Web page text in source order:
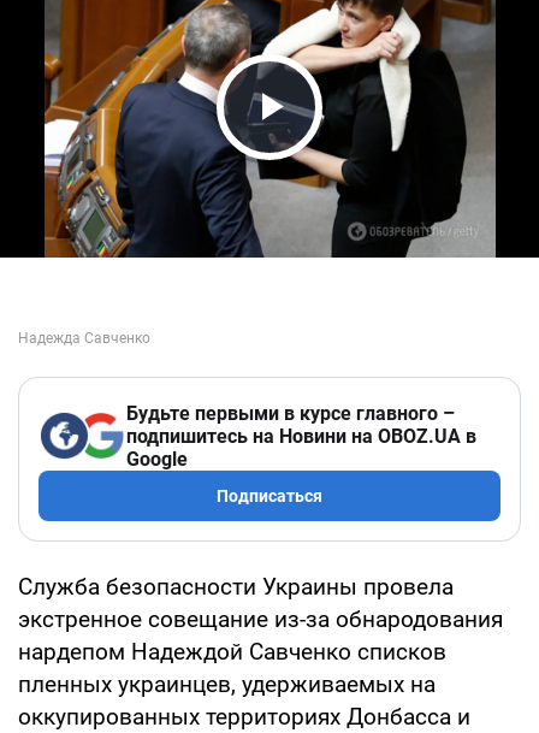
Play Video
Будьте первыми в курсе главного –
подпишитесь на Новини на OBOZ.UA в
Google
Подписаться
Служба безопасности Украины провела
экстренное совещание из-за обнародования
нардепом Надеждой Савченко списков
пленных украинцев, удерживаемых на
оккупированных территориях Донбасса и